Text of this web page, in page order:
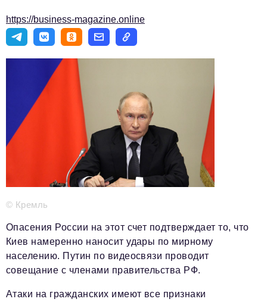
Туризм
Импортозамещение
Мероприятия
Авторские материалы
Видео
Телефон редакции: +7 495 727-01-67
Электронные почты редакции:
Информационный отдел
Отдел рекламы
reklama@business-magazine.online
Отдел распространения/редакционная подписка
podpiska@business-magazine.online
Отдел по работе с партнерами
https://business-magazine.online
© Кремль
Опасения России на этот счет подтверждает то, что
Киев намеренно наносит удары по мирному
населению. Путин по видеосвязи проводит
совещание с членами правительства РФ.
Атаки на гражданских имеют все признаки